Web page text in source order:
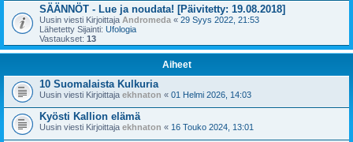
SÄÄNNÖT - Lue ja noudata! [Päivitetty: 19.08.2018]
Uusin viesti Kirjoittaja Andromeda « 29 Syys 2022, 21:53
Lähetetty Sijainti: Ufologia
Vastaukset: 13
Aiheet
10 Suomalaista Kulkuria
Uusin viesti Kirjoittaja ekhnaton « 01 Helmi 2026, 14:03
Kyösti Kallion elämä
Uusin viesti Kirjoittaja ekhnaton « 16 Touko 2024, 13:01